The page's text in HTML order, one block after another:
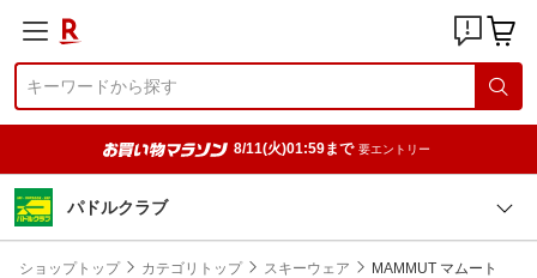
8/11(火)01:59まで 要エントリー
パドルクラブ
ショップトップ カテゴリトップ スキーウェア MAMMUT マムート